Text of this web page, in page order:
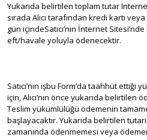
Yukarıda belirtilen toplam tutar
sırada Alıcı tarafından kredi kartı
gün içindeSatıcı’nın İnternet
eft/havale yoluyla ödenecektir.
Satıcı’nın işbu Form’da taahhüt
için, Alıcı’nın önce yukarıda belirtilen
Teslim yükümlülüğü ödemenin
başlayacaktır. Yukarıda belirtilen
zamanında ödenmemesi veya